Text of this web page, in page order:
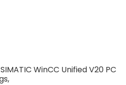
WinCC Unified V20 PC